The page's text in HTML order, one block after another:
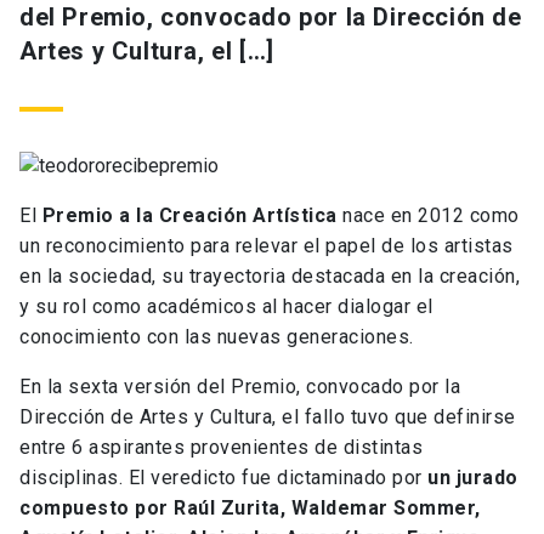
del Premio, convocado por la Dirección de
Artes y Cultura, el […]
El Premio a la Creación Artística nace en 2012 como
un reconocimiento para relevar el papel de los artistas
en la sociedad, su trayectoria destacada en la creación,
y su rol como académicos al hacer dialogar el
conocimiento con las nuevas generaciones.
En la sexta versión del Premio, convocado por la
Dirección de Artes y Cultura, el fallo tuvo que definirse
entre 6 aspirantes provenientes de distintas
disciplinas. El veredicto fue dictaminado por un jurado
compuesto por Raúl Zurita, Waldemar Sommer,